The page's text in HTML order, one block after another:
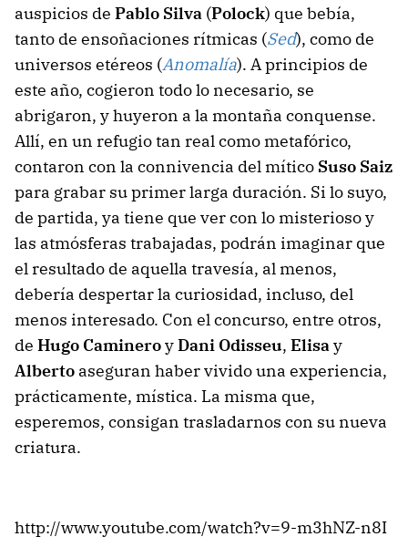
auspicios de Pablo Silva (Polock) que bebía,
tanto de ensoñaciones rítmicas (Sed), como de
universos etéreos (Anomalía). A principios de
este año, cogieron todo lo necesario, se
abrigaron, y huyeron a la montaña conquense.
Allí, en un refugio tan real como metafórico,
contaron con la connivencia del mítico Suso Saiz
para grabar su primer larga duración. Si lo suyo,
de partida, ya tiene que ver con lo misterioso y
las atmósferas trabajadas, podrán imaginar que
el resultado de aquella travesía, al menos,
debería despertar la curiosidad, incluso, del
menos interesado. Con el concurso, entre otros,
de Hugo CamineroyDani Odisseu, Elisay
Alberto aseguran haber vivido una experiencia,
prácticamente, mística. La misma que,
esperemos, consigan trasladarnos con su nueva
criatura.
http://www.youtube.com/watch?v=9-m3hNZ-n8I